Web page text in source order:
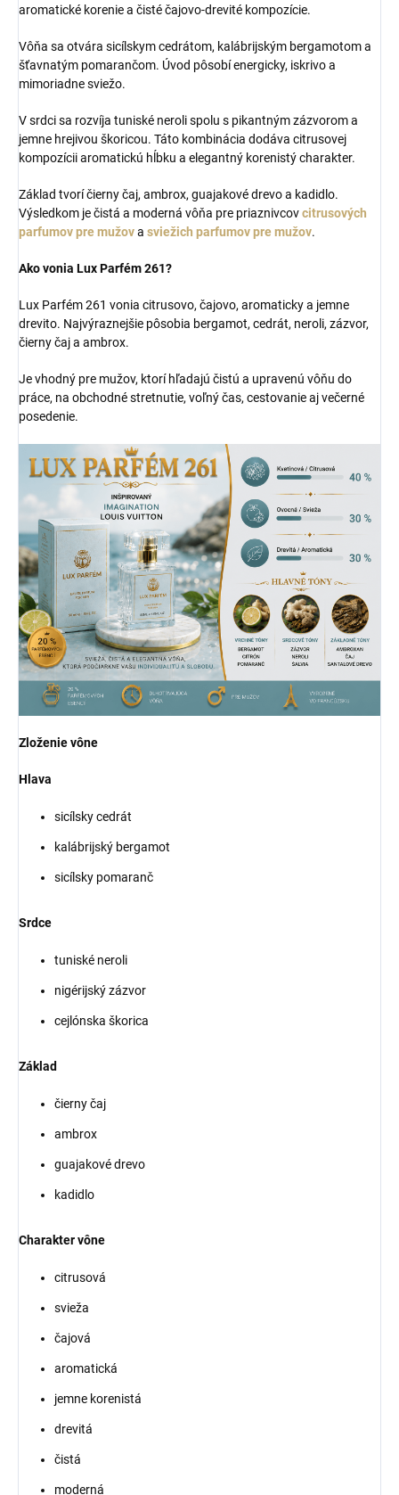
aromatické korenie a čisté čajovo-drevité kompozície.
Vôňa sa otvára sicílskym cedrátom, kalábrijským bergamotom a
šťavnatým pomarančom. Úvod pôsobí energicky, iskrivo a
mimoriadne sviežo.
V srdci sa rozvíja tuniské neroli spolu s pikantným zázvorom a
jemne hrejivou škoricou. Táto kombinácia dodáva citrusovej
kompozícii aromatickú hĺbku a elegantný korenistý charakter.
Základ tvorí čierny čaj, ambrox, guajakové drevo a kadidlo.
Výsledkom je čistá a moderná vôňa pre priaznivcovcitrusových
parfumov pre mužova sviežich parfumov pre mužov.
Ako vonia Lux Parfém 261?
Lux Parfém 261 vonia citrusovo, čajovo, aromaticky a jemne
drevito. Najvýraznejšie pôsobia bergamot, cedrát, neroli, zázvor,
čierny čaj a ambrox.
Je vhodný pre mužov, ktorí hľadajú čistú a upravenú vôňu do
práce, na obchodné stretnutie, voľný čas, cestovanie aj večerné
posedenie.
Zloženie vône
Hlava
sicílsky cedrát
kalábrijský bergamot
sicílsky pomaranč
Srdce
tuniské neroli
nigérijský zázvor
cejlónska škorica
Základ
čierny čaj
ambrox
guajakové drevo
kadidlo
Charakter vône
citrusová
svieža
čajová
aromatická
jemne korenistá
drevitá
čistá
moderná